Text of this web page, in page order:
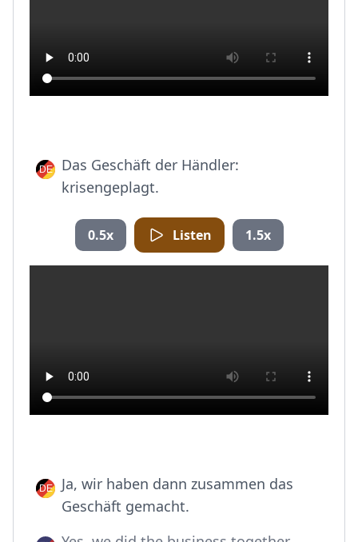
Das Geschäft der Händler:
krisengeplagt.
0.5x Listen 1.5x
Ja, wir haben dann zusammen das
Geschäft gemacht.